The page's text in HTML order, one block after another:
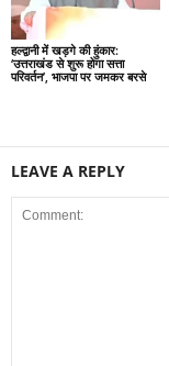
हल्द्वानी में खड़गे की हुंकार:
‘उत्तराखंड से शुरू होगा सत्ता
परिवर्तन’, भाजपा पर जमकर बरसे
LEAVE A REPLY